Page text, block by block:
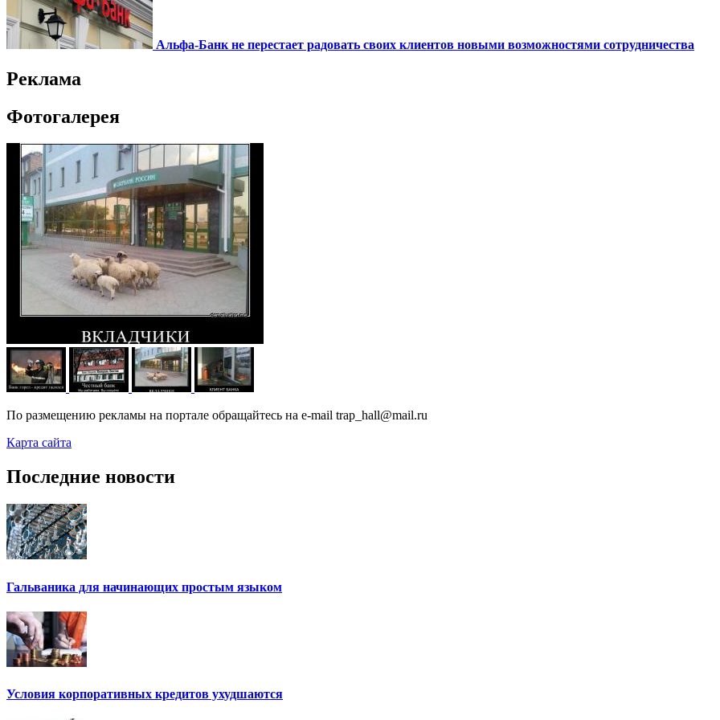
Альфа-Банк не перестает радовать своих клиентов новыми возможностями сотрудничества
Реклама
Фотогалерея
По размещению рекламы на портале обращайтесь на e-mail trap_hall@mail.ru
Карта сайта
Последние новости
Гальваника для начинающих простым языком
Условия корпоративных кредитов ухудшаются